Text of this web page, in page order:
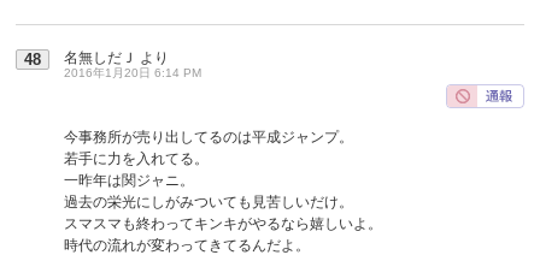
48 名無しだＪ より
2016年1月20日 6:14 PM
今事務所が売り出してるのは平成ジャンプ。
若手に力を入れてる。
一昨年は関ジャニ。
過去の栄光にしがみついても見苦しいだけ。
スマスマも終わってキンキがやるなら嬉しいよ。
時代の流れが変わってきてるんだよ。